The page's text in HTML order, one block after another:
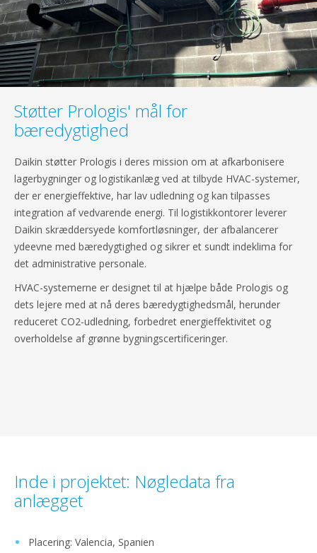
Støtter Prologis' mål for
bæredygtighed
Daikin støtter Prologis i deres mission om at afkarbonisere
lagerbygninger og logistikanlæg ved at tilbyde HVAC-systemer,
der er energieffektive, har lav udledning og kan tilpasses
integration af vedvarende energi. Til logistikkontorer leverer
Daikin skræddersyede komfortløsninger, der afbalancerer
ydeevne med bæredygtighed og sikrer et sundt indeklima for
det administrative personale.
HVAC-systemerne er designet til at hjælpe både Prologis og
dets lejere med at nå deres bæredygtighedsmål, herunder
reduceret CO2-udledning, forbedret energieffektivitet og
overholdelse af grønne bygningscertificeringer.
Inde i projektet: Nøgledata fra
anlægget
Placering: Valencia, Spanien